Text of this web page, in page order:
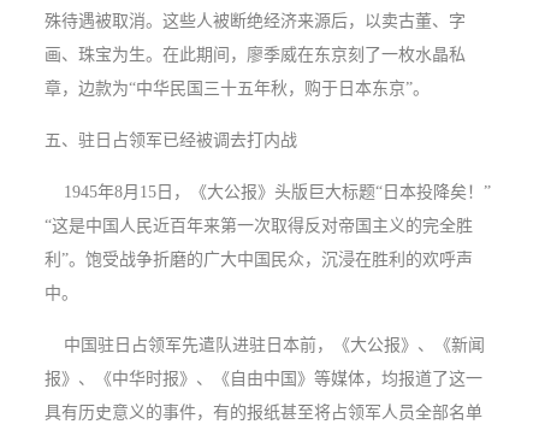
殊待遇被取消。这些人被断绝经济来源后，以卖古董、字
画、珠宝为生。在此期间，廖季威在东京刻了一枚水晶私
章，边款为“中华民国三十五年秋，购于日本东京”。
五、驻日占领军已经被调去打内战
1945年8月15日，《大公报》头版巨大标题“日本投降矣！”
“这是中国人民近百年来第一次取得反对帝国主义的完全胜
利”。饱受战争折磨的广大中国民众，沉浸在胜利的欢呼声
中。
中国驻日占领军先遣队进驻日本前，《大公报》、《新闻
报》、《中华时报》、《自由中国》等媒体，均报道了这一
具有历史意义的事件，有的报纸甚至将占领军人员全部名单